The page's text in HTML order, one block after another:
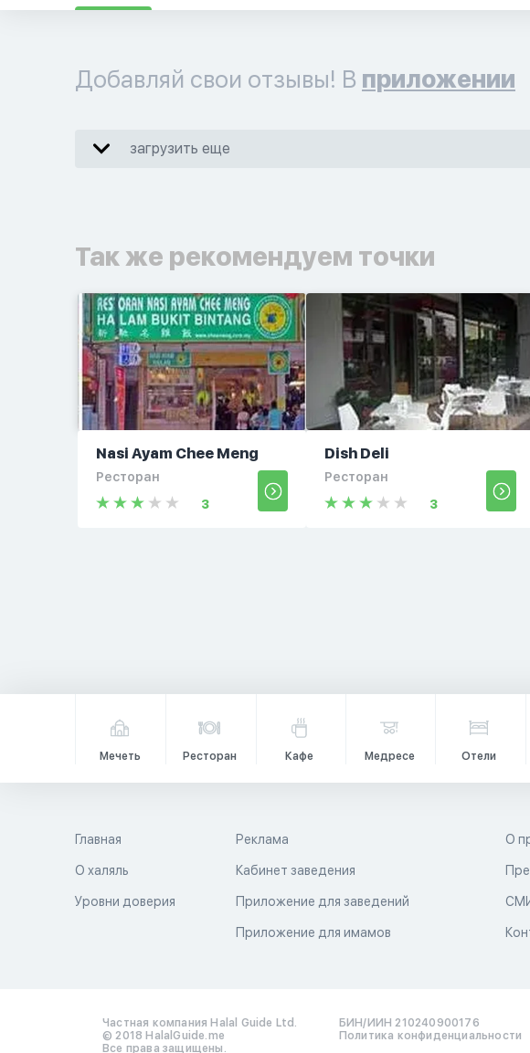
Добавляй свои отзывы! В приложении
загрузить еще
Так же рекомендуем точки
Nasi Ayam Chee Meng
Ресторан
3
Dish Deli
Ресторан
3
Мечеть Ресторан Кафе Медресе Отели
Главная
О халяль
Уровни доверия
Реклама
Кабинет заведения
Приложение для заведений
Приложение для имамов
О
Частная компания Halal Guide Ltd.
© 2018 HalalGuide.me
Все права защищены.
БИН/ИИН 210240900176
Политика конфиденциальности